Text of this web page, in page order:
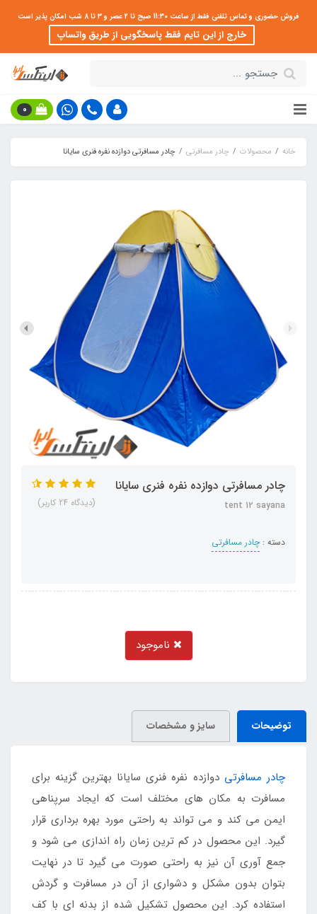
فروش حضوری و تماس تلفنی فقط از ساعت 11:30 صبح تا 2 عصر و 3 تا 8 شب امکان پذیر است
خارج از این تایم فقط پاسخگویی از طریق واتساپ
0
خانه محصولات چادر مسافرتی چادر مسافرتی دوازده نفره فنری سایانا
چادر مسافرتی دوازده نفره فنری سایانا
tent 12 sayana
دسته : چادر مسافرتی
(دیدگاه 24 کاربر)
ناموجود
توضیحات سایز و مشخصات
چادر مسافرتی دوازده نفره فنری سایانا بهترین گزینه برای
مسافرت به مکان های مختلف است که ایجاد سرپناهی
ایمن می کند و می تواند به راحتی مورد بهره برداری قرار
گیرد. این محصول در کم ترین زمان راه اندازی می شود و
جمع آوری آن نیز به راحتی صورت می گیرد تا در نهایت
بتوان بدون مشکل و دشواری از آن در مسافرت و گردش
استفاده کرد. این محصول تشکیل شده از بدنه ای با کف